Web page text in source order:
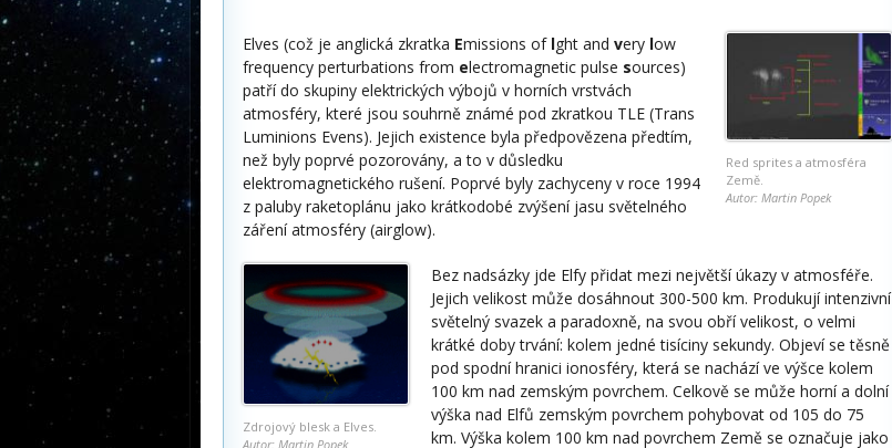
Red sprites a atmosféra
Země.
Autor: Martin Popek
Elves (což je anglická zkratka Emissions of lght and very low
frequency perturbations from electromagnetic pulse sources)
patří do skupiny elektrických výbojů v horních vrstvách
atmosféry, které jsou souhrně známé pod zkratkou TLE (Trans
Luminions Evens). Jejich existence byla předpovězena předtím,
než byly poprvé pozorovány, a to v důsledku
elektromagnetického rušení. Poprvé byly zachyceny v roce 1994
z paluby raketoplánu jako krátkodobé zvýšení jasu světelného
záření atmosféry (airglow).
Zdrojový blesk a Elves.
Autor: Martin Popek
Bez nadsázky jde Elfy přidat mezi největší úkazy v atmosféře.
Jejich velikost může dosáhnout 300-500 km. Produkují intenzivní
světelný svazek a paradoxně, na svou obří velikost, o velmi
krátké doby trvání: kolem jedné tisíciny sekundy. Objeví se těsně
pod spodní hranici ionosféry, která se nachází ve výšce kolem
100 km nad zemským povrchem. Celkově se může horní a dolní
výška nad Elfů zemským povrchem pohybovat od 105 do 75
km. Výška kolem 100 km nad povrchem Země se označuje jako